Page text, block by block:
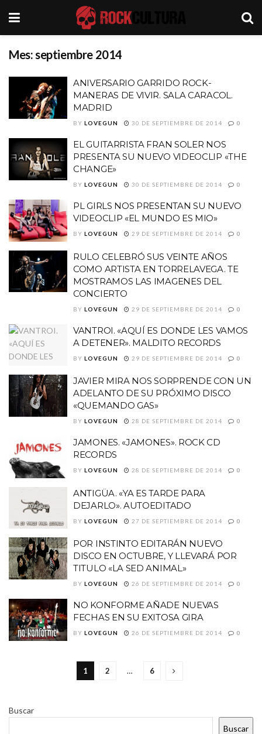
Mes:septiembre 2014
ANIVERSARIO GARRIDO ROCK-
MANERAS DE VIVIR. SALA CARACOL.
MADRID
BY LOVEGUN 30 DE SEPTIEMBRE DE 2014 0
EL GUITARRISTA FRAN SOLER NOS
PRESENTA SU NUEVO VIDEOCLIP «THE
CHANGE»
BY LOVEGUN 30 DE SEPTIEMBRE DE 2014 0
PL GIRLS NOS PRESENTAN SU NUEVO
VIDEOCLIP «EL MUNDO ES MIO»
BY LOVEGUN 29 DE SEPTIEMBRE DE 2014 0
RULO CELEBRÓ SUS VEINTE AÑOS
COMO ARTISTA EN TORRELAVEGA. TE
MOSTRAMOS LAS IMAGENES DEL
CONCIERTO
BY LOVEGUN 29 DE SEPTIEMBRE DE 2014 0
VANTROI. «AQUÍ ES DONDE LES VAMOS
A DETENER». MALDITO RECORDS
BY LOVEGUN 29 DE SEPTIEMBRE DE 2014 0
JAVIER MIRA NOS SORPRENDE CON UN
ADELANTO DE SU PRÓXIMO DISCO
«QUEMANDO GAS»
BY LOVEGUN 28 DE SEPTIEMBRE DE 2014 0
JAMONES. «JAMONES». ROCK CD
RECORDS
BY LOVEGUN 28 DE SEPTIEMBRE DE 2014 0
ANTIGÜA. «YA ES TARDE PARA
DEJARLO». AUTOEDITADO
BY LOVEGUN 27 DE SEPTIEMBRE DE 2014 0
POR INSTINTO EDITARÁN NUEVO
DISCO EN OCTUBRE, Y LLEVARÁ POR
TITULO «LA SED ANIMAL»
BY LOVEGUN 26 DE SEPTIEMBRE DE 2014 0
NO KONFORME AÑADE NUEVAS
FECHAS EN SU EXITOSA GIRA
BY LOVEGUN 26 DE SEPTIEMBRE DE 2014 0
1 2 … 6
Buscar
Buscar